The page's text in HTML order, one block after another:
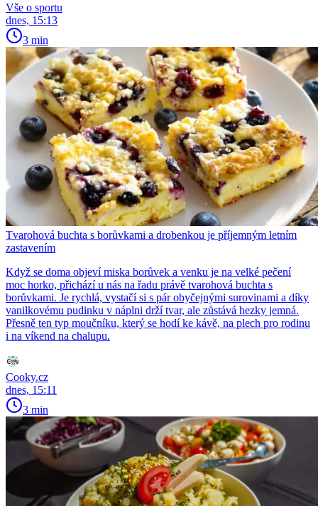
Vše o sportu
dnes, 15:13
3 min
Tvarohová buchta s borůvkami a drobenkou je příjemným letním
zastavením
Když se doma objeví miska borůvek a venku je na velké pečení
moc horko, přichází u nás na řadu právě tvarohová buchta s
borůvkami. Je rychlá, vystačí si s pár obyčejnými surovinami a díky
vanilkovému pudinku v náplni drží tvar, ale zůstává hezky jemná.
Přesně ten typ moučníku, který se hodí ke kávě, na plech pro rodinu
i na víkend na chalupu.
Cooky.cz
dnes, 15:11
3 min